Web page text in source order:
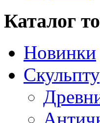
Каталог
Новинки